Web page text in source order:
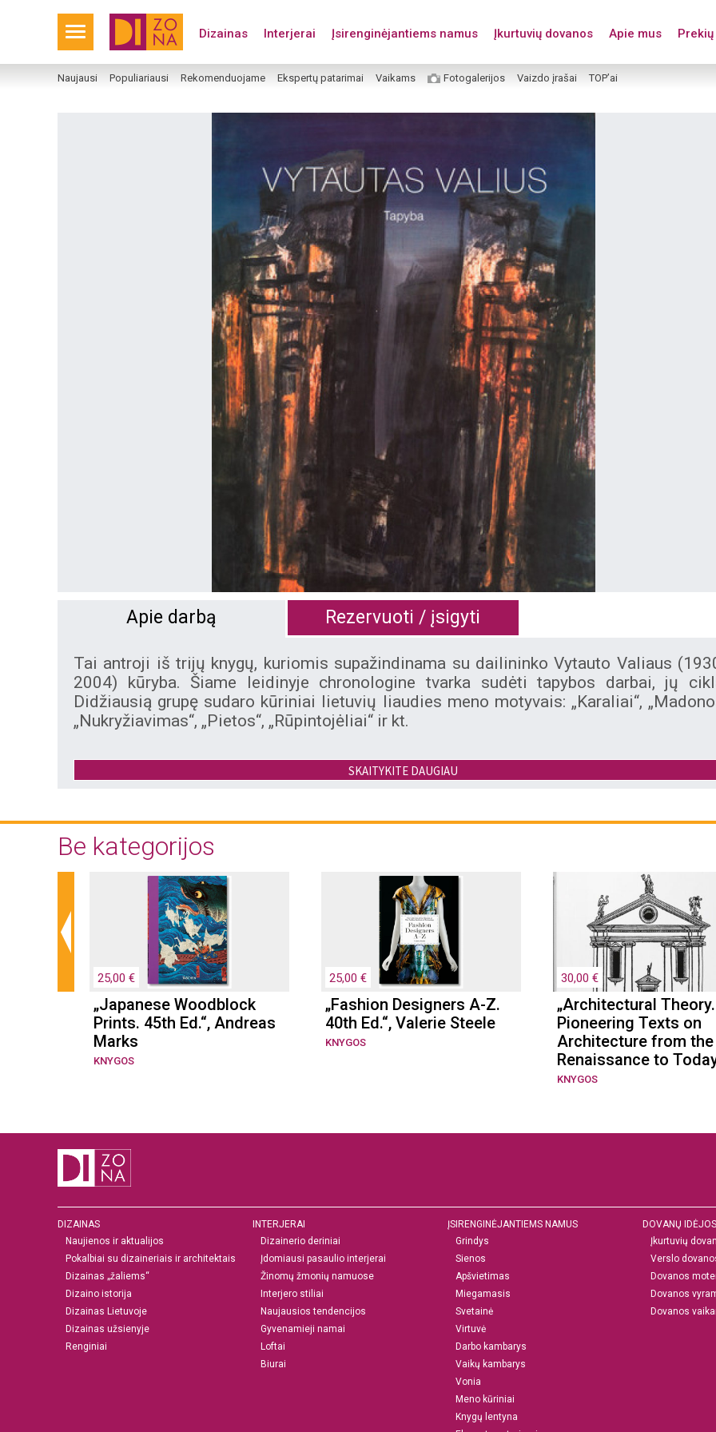
Dizainas Interjerai Įsirenginėjantiems namus Įkurtuvių dovanos Apie mus
Naujausi Populiariausi Rekomenduojame Ekspertų patarimai Vaikams Fotogalerijos Vaizdo įrašai TOP’ai
Apie darbą Rezervuoti / įsigyti
Tai antroji iš trijų knygų, kuriomis supažindinama su dailininko Vytauto Valiaus
2004) kūryba. Šiame leidinyje chronologine tvarka sudėti tapybos darbai, jų
Didžiausią grupę sudaro kūriniai lietuvių liaudies meno motyvais: „Karaliai“,
„Nukryžiavimas“, „Pietos“, „Rūpintojėliai“ ir kt.
Spaudai rengiamoje trečioje knygoje „Vytautas Valius. Gyvenimas mene“
Tumėnienė aptaria visą dailininko kūrybą. Pateikiami išsamūs jo gyvenimo ir
parašyti straisniai, nuotraukos iš dailininko šeimos archyvo.
SKAITYKITE DAUGIAU
Be kategorijos
25,00 €
„Japanese Woodblock
Prints. 45th Ed.“, Andreas
Marks
KNYGOS
25,00 €
„Fashion Designers A-Z.
40th Ed.“, Valerie Steele
KNYGOS
30,00 €
„Architectural Theory.
Pioneering Texts on
Architecture from the
Renaissance to
KNYGOS
DIZAINAS
Naujienos ir aktualijos
Pokalbiai su dizaineriais ir architektais
Dizainas „žaliems“
Dizaino istorija
Dizainas Lietuvoje
Dizainas užsienyje
Renginiai
INTERJERAI
Dizainerio deriniai
Įdomiausi pasaulio interjerai
Žinomų žmonių namuose
Interjero stiliai
Naujausios tendencijos
Gyvenamieji namai
Loftai
Biurai
ĮSIRENGINĖJANTIEMS NAMUS
Grindys
Sienos
Apšvietimas
Miegamasis
Svetainė
Virtuvė
Darbo kambarys
Vaikų kambarys
Vonia
Meno kūriniai
Knygų lentyna
DOVANŲ IDĖJOS
Įkurtuvių
Verslo
Dovanos
Dovanos
Dovanos